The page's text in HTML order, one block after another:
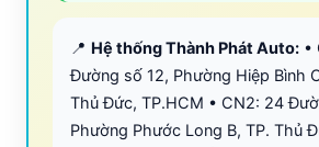
📍 Hệ thống Thành Phát Auto: •
Đường số 12, Phường Hiệp Bình
Thủ Đức, TP.HCM • CN2: 24
Phường Phước Long B, TP. Thủ